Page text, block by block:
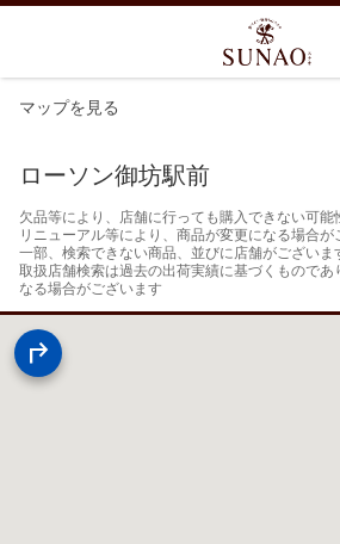
マップを見る
ローソン御坊駅前
欠品等により、店舗に行っても購入できない可能
リニューアル等により、商品が変更になる場合が
一部、検索できない商品、並びに店舗がございま
取扱店舗検索は過去の出荷実績に基づくもので
なる場合がございます